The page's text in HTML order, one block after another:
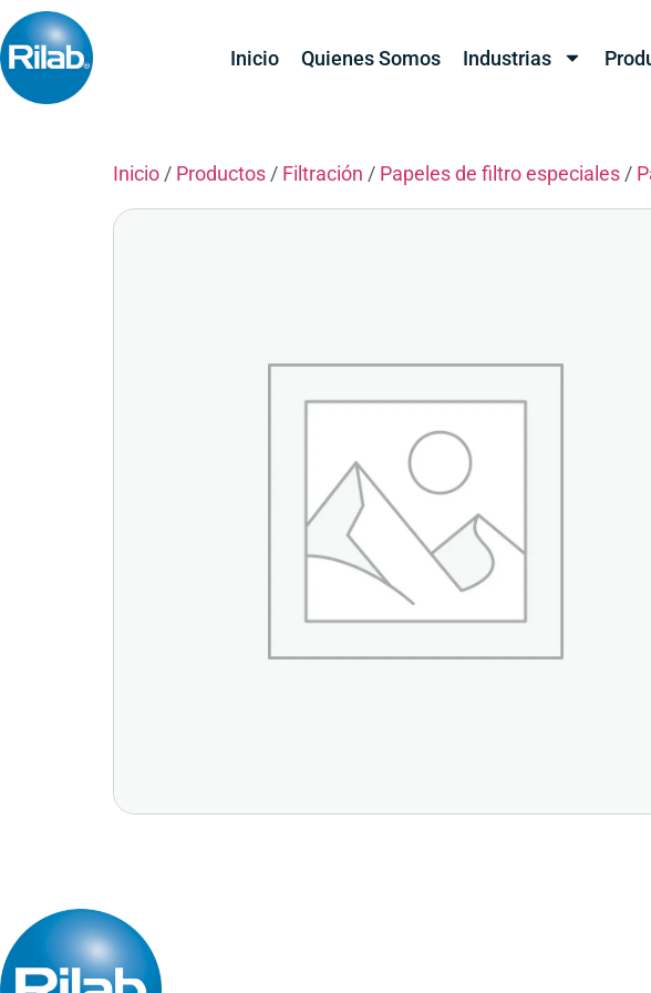
Inicio Quienes Somos Industrias
Inicio / Productos / Filtración / Papeles de filtro especiales /